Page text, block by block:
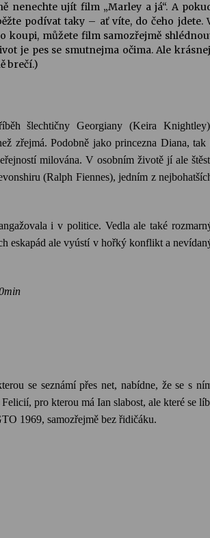
Vysočinka
17. 7. 2026
3. 7. 2026
nenechte ujít film „Marley a já“. A
podívat taky – ať víte, do čeho jdete.
koupi, můžete film samozřejmě
je pes se smutnejma očima. Ale
brečí.)
šlechtičnyGeorgiany (Keira Knightley
zřejmá. Podobně jako princezna Diana, tak
milována. V osobním životě jí ale
(Ralph Fiennes), jedním z
i v politice. Vedla ale také
eskapád ale vyústí v hořký konflikt a
se seznámí přesnet, nabídne, že se s
Felicií, pro kterou má Ian slabost, ale které se
1969, samozřejmě bez řidičáku.